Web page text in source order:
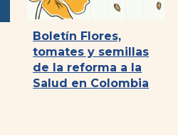
Boletín Flores,
tomates y semillas
de la reforma a la
Salud en Colombia